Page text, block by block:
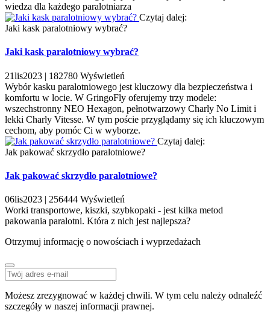
wiedza dla każdego paralotniarza
Czytaj dalej:
Jaki kask paralotniowy wybrać?
Jaki kask paralotniowy wybrać?
21lis2023 | 182780 Wyświetleń
Wybór kasku paralotniowego jest kluczowy dla bezpieczeństwa i
komfortu w locie. W GringoFly oferujemy trzy modele:
wszechstronny NEO Hexagon, pełnotwarzowy Charly No Limit i
lekki Charly Vitesse. W tym poście przyglądamy się ich kluczowym
cechom, aby pomóc Ci w wyborze.
Czytaj dalej:
Jak pakować skrzydło paralotniowe?
Jak pakować skrzydło paralotniowe?
06lis2023 | 256444 Wyświetleń
Worki transportowe, kiszki, szybkopaki - jest kilka metod
pakowania paralotni. Która z nich jest najlepsza?
Otrzymuj informację o nowościach i wyprzedażach
Możesz zrezygnować w każdej chwili. W tym celu należy odnaleźć
szczegóły w naszej informacji prawnej.